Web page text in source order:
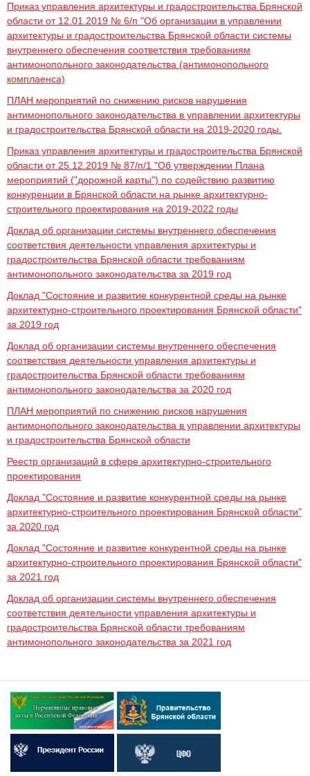
Приказ управления архитектуры и градостроительства Брянской
области от 12.01.2019 № 6/п "Об организации в управлении
архитектуры и градостроительства Брянской области системы
внутреннего обеспечения соответствия требованиям
антимонопольного законодательства (антимонопольного
комплаенса)
ПЛАН мероприятий по снижению рисков нарушения
антимонопольного законодательства в управлении архитектуры
и градостроительства Брянской области на 2019-2020 годы.
Приказ управления архитектуры и градостроительства Брянской
области от 25.12.2019 № 87/п/1 "Об утверждении Плана
мероприятий ("дорожной карты") по содействию развитию
конкуренции в Брянской области на рынке архитектурно-
строительного проектирования на 2019-2022 годы
Доклад об организации системы внутреннего обеспечения
соответствия деятельности управления архитектуры и
градостроительства Брянской области требованиям
антимонопольного законодательства за 2019 год
Доклад "Состояние и развитие конкурентной среды на рынке
архитектурно-строительного проектирования Брянской области"
за 2019 год
Доклад об организации системы внутреннего обеспечения
соответствия деятельности управления архитектуры и
градостроительства Брянской области требованиям
антимонопольного законодательства за 2020 год
ПЛАН мероприятий по снижению рисков нарушения
антимонопольного законодательства в управлении архитектуры
и градостроительства Брянской области
Реестр организаций в сфере архитектурно-строительного
проектирования
Доклад "Состояние и развитие конкурентной среды на рынке
архитектурно-строительного проектирования Брянской области"
за 2020 год
Доклад "Состояние и развитие конкурентной среды на рынке
архитектурно-строительного проектирования Брянской области"
за 2021 год
Доклад об организации системы внутреннего обеспечения
соответствия деятельности управления архитектуры и
градостроительства Брянской области требованиям
антимонопольного законодательства за 2021 год